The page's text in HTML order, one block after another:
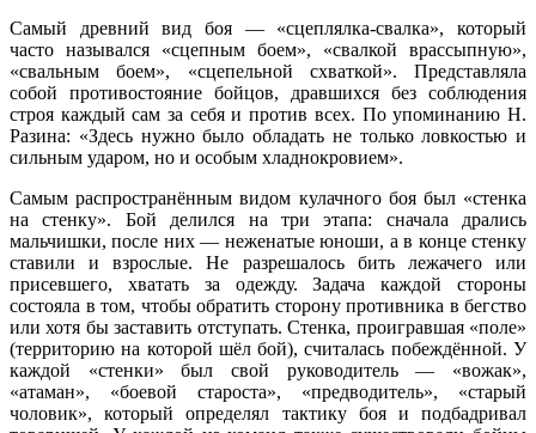
Самый древний вид боя — «сцеплялка-свалка», который
часто назывался «сцепным боем», «свалкой врассыпную»,
«свальным боем», «сцепельной схваткой». Представляла
собой противостояние бойцов, дравшихся без соблюдения
строя каждый сам за себя и против всех. По упоминанию Н.
Разина: «Здесь нужно было обладать не только ловкостью и
сильным ударом, но и особым хладнокровием».
Самым распространённым видом кулачного боя был «стенка
на стенку». Бой делился на три этапа: сначала дрались
мальчишки, после них — неженатые юноши, а в конце стенку
ставили и взрослые. Не разрешалось бить лежачего или
присевшего, хватать за одежду. Задача каждой стороны
состояла в том, чтобы обратить сторону противника в бегство
или хотя бы заставить отступать. Стенка, проигравшая «поле»
(территорию на которой шёл бой), считалась побеждённой. У
каждой «стенки» был свой руководитель — «вожак»,
«атаман», «боевой староста», «предводитель», «старый
чоловик», который определял тактику боя и подбадривал